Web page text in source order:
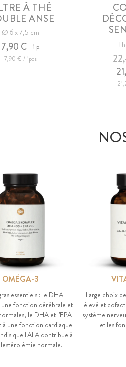
À THÉ
ANSE
Ø 6 x 7,5 cm
7,90 €
1 p.
7,90 € / 1pcs
OMÉGA-3
essentiels : le DHA
fonction cérébrale et
le DHA et l'EPA
une fonction cardiaque
que l'ALA contribue à
normale.
Large choix
élevé et
système
et les